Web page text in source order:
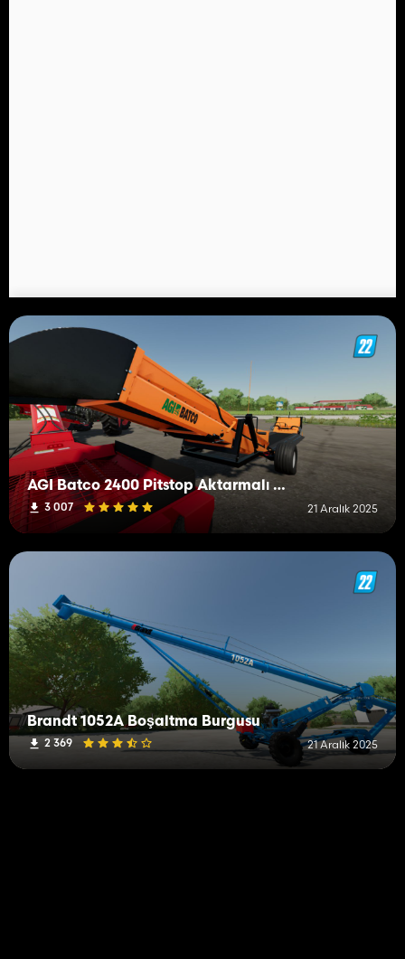
AGI Batco 2400 Pitstop Aktarmalı Konveyör
3 007 21 Aralık 2025
Brandt 1052A Boşaltma Burgusu
2 369 21 Aralık 2025